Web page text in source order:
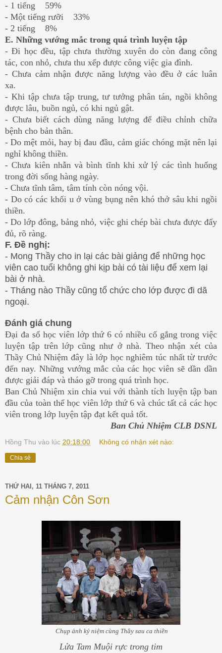
- 1 tiếng 59%
- Một tiếng rưỡi 33%
- 2 tiếng 8%
E. Những vướng mắc trong quá trình luyện tập
- Đi học đều, tập chưa thường xuyên do còn đang công
tác, con nhỏ, chưa thu xếp được công việc gia đình.
- Chưa cảm nhận được năng lượng vào đều ở các luân
xa.
- Khi tập chưa tập trung, tư tưởng phân tán, ngồi không
được lâu, buồn ngủ, có khi ngủ gật.
- Chưa biết cách dùng năng lượng để điều chỉnh chữa
bệnh cho bản thân.
- Do mệt mỏi, hay bị đau đầu, cảm giác chóng mặt nên lại
nghỉ không thiền.
- Chưa kiên nhẫn và bình tĩnh khi xử lý các tình huống
trong đời sống hàng ngày.
- Chưa tĩnh tâm, tâm tính còn nóng vội.
- Do có các khối u ở vùng bụng nên khó thở sâu khi ngồi
thiền.
- Do lớp đông, bảng nhỏ, việc ghi chép bài chưa được đấy
đủ, rõ ràng.
F. Đề nghị:
- Mong Thầy cho in lại các bài giảng để những học
viên cao tuổi không ghi kịp bài có tài liệu để xem lại
bài ở nhà.
- Tháng nào Thầy cũng tổ chức cho lớp được đi dã
ngoại.
Đánh giá chung
Đại đa số học viên lớp thứ 6 có nhiều cố gắng trong việc
luyện tập trên lớp cũng như ở nhà. Theo nhận xét của
Thầy Chủ Nhiệm đây là lớp học nghiêm túc nhất từ trước
đến nay. Những vướng mắc của các học viên sẽ dần dần
được giải đáp và tháo gỡ trong quá trình học.
Ban Chủ Nhiệm xin chia vui với thành tích luyện tập ban
đầu của toàn thể học viên lớp thứ 6 và chúc tất cả các học
viên trong lớp luyện tập đạt kết quả tốt.
Ban Chủ Nhiệm CLB DSNL
Hồng Thu vào lúc 20:18:00 Không có nhận xét nào:
Chia sẻ
THỨ HAI, 11 THÁNG 7, 2011
Cảm nhận Côn Sơn
Chụp ảnh kỷ niệm cùng Thầy sau ca thiền
Lửa Tam Muội rực trong tim